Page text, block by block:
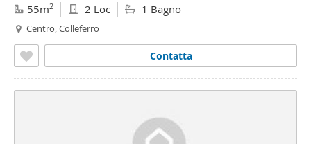
55m2 2 Loc 1 Bagno
Centro, Colleferro
Contatta